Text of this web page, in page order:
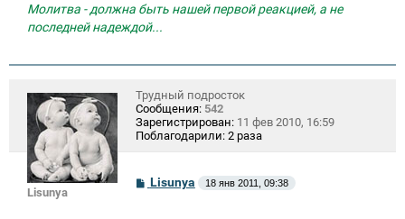
Молитва - должна быть нашей первой реакцией, а не
последней надеждой...
Lisunya
Трудный подросток
Сообщения: 542
Зарегистрирован: 11 фев 2010, 16:59
Поблагодарили: 2 раза
С
о
Lisunya 18 янв 2011, 09:38